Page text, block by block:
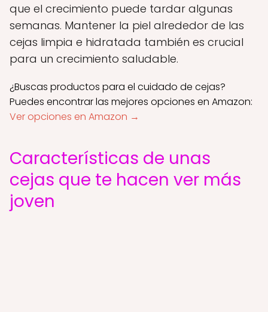
que el crecimiento puede tardar algunas
semanas. Mantener la piel alrededor de las
cejas limpia e hidratada también es crucial
para un crecimiento saludable.
¿Buscas productos para el cuidado de cejas?
Puedes encontrar las mejores opciones en Amazon:
Ver opciones en Amazon →
Características de unas
cejas que te hacen ver más
joven